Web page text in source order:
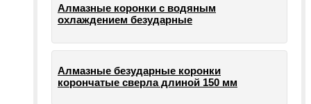
Алмазные коронки с водяным
охлаждением безударные
Алмазные безударные коронки
корончатые сверла длиной 150 мм